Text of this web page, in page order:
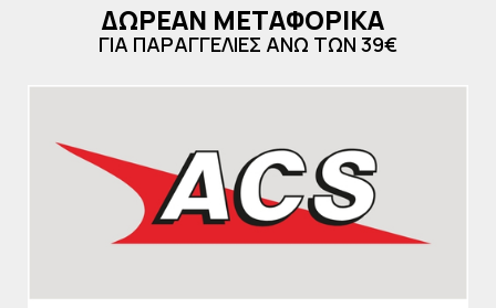
ΔΩΡΕΑΝ ΜΕΤΑΦΟΡΙΚΑ
ΓΙΑ ΠΑΡΑΓΓΕΛΙΕΣ ΑΝΩ ΤΩΝ 39€